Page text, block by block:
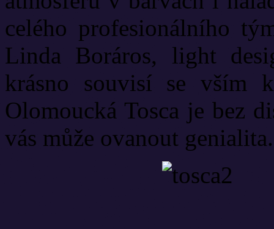
celého profesionálního
Linda Boráros, light
krásno souvisí se vším
Olomoucká Tosca je bez
vás může ovanout genialita.